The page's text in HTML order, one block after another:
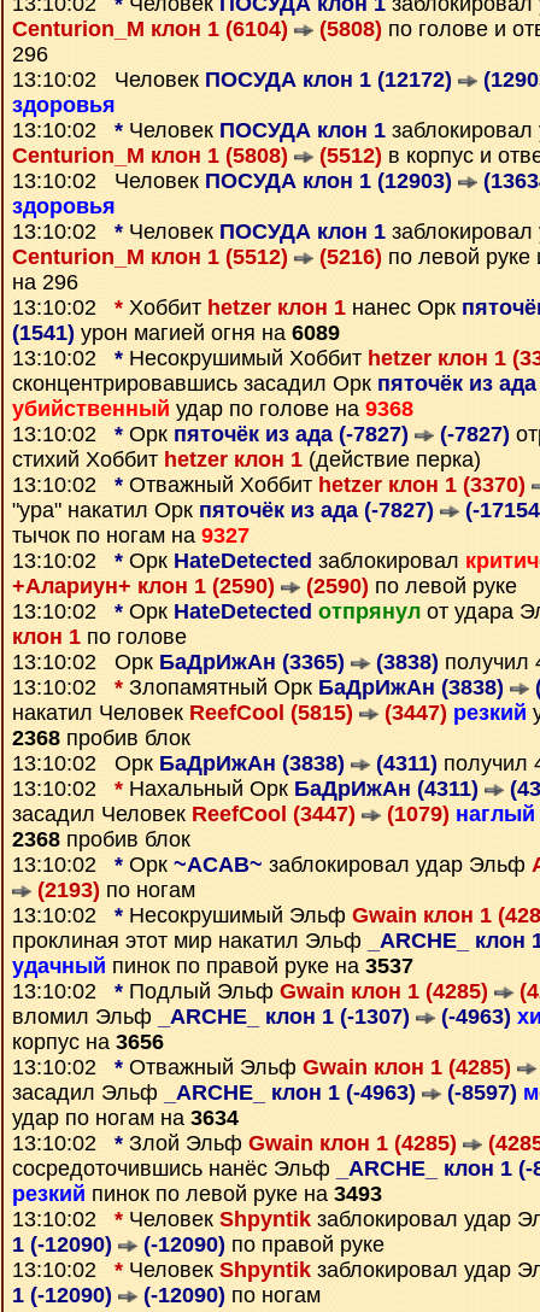
Centurion_M клон 1 (6104)
(5808) по голове и
296
13:10:02 Человек ПОСУДА клон 1 (12172)
здоровья
13:10:02 * Человек ПОСУДА клон 1
Centurion_M клон 1 (5808)
(5512) в корпус и
13:10:02 Человек ПОСУДА клон 1 (12903)
здоровья
13:10:02 * Человек ПОСУДА клон 1
Centurion_M клон 1 (5512)
(5216) по левой руке
на 296
13:10:02 * Хоббит hetzer клон 1 нанес Орк
(1541) урон магией огня на 6089
13:10:02 * Несокрушимый Хоббит hetzer клон 1
сконцентрировавшись засадил Орк пяточёк из
убийственный удар по голове на 9368
13:10:02 * Орк пяточёк из ада (-7827) (-7827)
стихий Хоббит hetzer клон 1 (действие перка)
13:10:02 * Отважный Хоббит hetzer клон 1 (3370)
"ура" накатил Орк пяточёк из ада (-7827)
(-
тычок по ногам на 9327
13:10:02 * Орк HateDetected заблокировал
+Алариун+ клон 1 (2590)
(2590) по левой руке
13:10:02 * Орк HateDetected отпрянул от удара
клон 1 по голове
13:10:02 Орк БаДрИжАн (3365) (3838) получил
13:10:02 * Злопамятный Орк БаДрИжАн (3838)
накатил Человек ReefCool (5815) (3447) резкий
2368 пробив блок
13:10:02 Орк БаДрИжАн (3838) (4311) получил
13:10:02 * Нахальный Орк БаДрИжАн (4311)
засадил Человек ReefCool (3447) (1079) наглый
2368 пробив блок
13:10:02 * Орк ~ACAB~ заблокировал удар Эльф
(2193) по ногам
13:10:02 * Несокрушимый Эльф Gwain клон 1
проклиная этот мир накатил Эльф
_ARCHE_ клон
удачный пинок по правой руке на 3537
13:10:02 * Подлый Эльф Gwain клон 1 (4285)
вломил Эльф
_ARCHE_ клон 1 (-1307) (-4963)
корпус на 3656
13:10:02 * Отважный Эльф Gwain клон 1 (4285)
засадил Эльф
_ARCHE_ клон 1 (-4963) (-8597)
удар по ногам на 3634
13:10:02 * Злой Эльф Gwain клон 1 (4285)
сосредоточившись нанёс Эльф
_ARCHE_ клон 1
резкий пинок по левой руке на 3493
13:10:02 * Человек Shpyntik заблокировал удар
1 (-12090)
(-12090) по правой руке
13:10:02 * Человек Shpyntik заблокировал удар
1 (-12090)
(-12090) по ногам